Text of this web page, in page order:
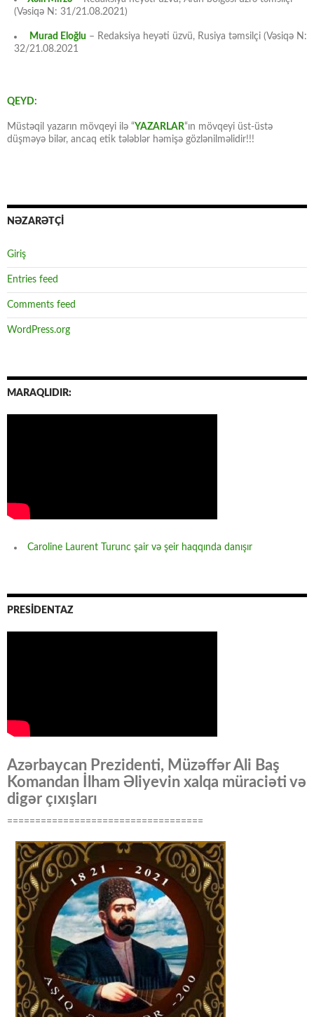
(Vəsiqə N: 31/21.08.2021)
Murad Eloğlu – Redaksiya heyəti üzvü, Rusiya təmsilçi (Vəsiqə N:
32/21.08.2021
QEYD:
Müstəqil yazarın mövqeyi ilə “YAZARLAR“ın mövqeyi üst-üstə
düşməyə bilər, ancaq etik tələblər həmişə gözlənilməlidir!!!
NƏZARƏTÇİ
Giriş
Entries feed
Comments feed
WordPress.org
MARAQLIDIR:
Caroline Laurent Turunc şair və şeir haqqında danışır
PRESİDENTAZ
Azərbaycan Prezidenti, Müzəffər Ali Baş
Komandan İlham Əliyevin xalqa müraciəti və
digər çıxışları
===================================